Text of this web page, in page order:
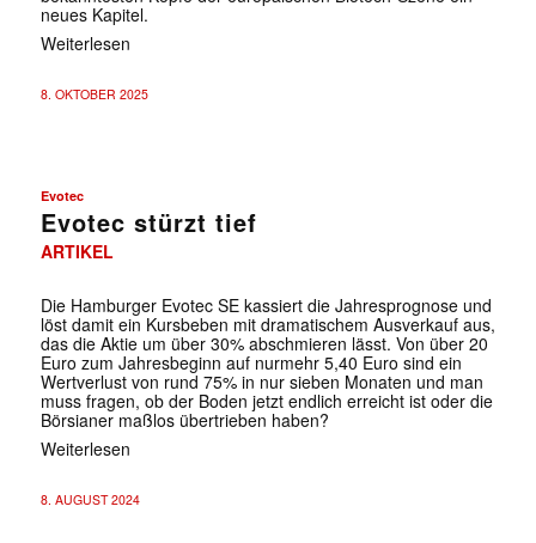
neues Kapitel.
Weiterlesen
8. OKTOBER 2025
Evotec
Evotec stürzt tief
ARTIKEL
Die Hamburger Evotec SE kassiert die Jahresprognose und
löst damit ein Kursbeben mit dramatischem Ausverkauf aus,
das die Aktie um über 30% abschmieren lässt. Von über 20
Euro zum Jahresbeginn auf nurmehr 5,40 Euro sind ein
Wertverlust von rund 75% in nur sieben Monaten und man
muss fragen, ob der Boden jetzt endlich erreicht ist oder die
Börsianer maßlos übertrieben haben?
Weiterlesen
8. AUGUST 2024